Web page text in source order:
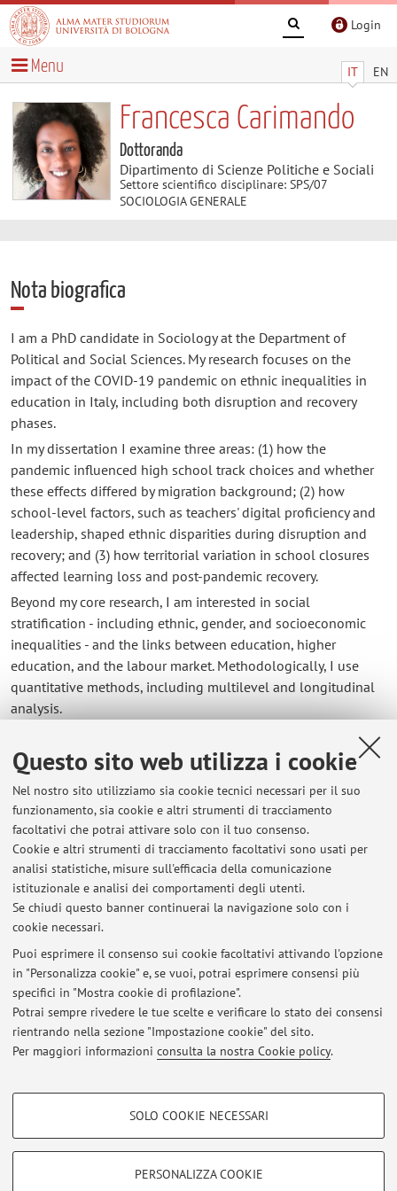
Questo sito web utilizza i cookie
Nel nostro sito utilizziamo sia cookie tecnici necessari per il suo
funzionamento, sia cookie e altri strumenti di tracciamento
facoltativi che potrai attivare solo con il tuo consenso.
Cookie e altri strumenti di tracciamento facoltativi sono usati per
analisi statistiche, misure sull'efficacia della comunicazione
istituzionale e analisi dei comportamenti degli utenti.
Se chiudi questo banner continuerai la navigazione solo con i
cookie necessari.
Puoi esprimere il consenso sui cookie facoltativi attivando l'opzione
in "Personalizza cookie" e, se vuoi, potrai esprimere consensi più
specifici in "Mostra cookie di profilazione".
Potrai sempre rivedere le tue scelte e verificare lo stato dei consensi
rientrando nella sezione "Impostazione cookie" del sito.
Per maggiori informazioni consulta la nostra Cookie policy.
COOKIE DI PROFILAZIONE - FACOLTATIVI
SOLO COOKIE NECESSARI
PERSONALIZZA COOKIE
Login
IT EN
Menu
Francesca Carimando
Dottoranda
Dipartimento di Scienze Politiche e Sociali
Settore scientifico disciplinare: SPS/07
SOCIOLOGIA GENERALE
Nota biografica
I am a PhD candidate in Sociology at the Department of
Political and Social Sciences. My research focuses on the
impact of the COVID-19 pandemic on ethnic inequalities in
education in Italy, including both disruption and recovery
phases.
In my dissertation I examine three areas: (1) how the
pandemic influenced high school track choices and whether
these effects differed by migration background; (2) how
school-level factors, such as teachers' digital proficiency and
leadership, shaped ethnic disparities during disruption and
recovery; and (3) how territorial variation in school closures
affected learning loss and post-pandemic recovery.
Beyond my core research, I am interested in social
stratification - including ethnic, gender, and socioeconomic
inequalities - and the links between education, higher
education, and the labour market. Methodologically, I use
quantitative methods, including multilevel and longitudinal
analysis.
Contatti
E-mail: francesca.carimando@unibo.it
Dipartimento di Scienze Politiche e Sociali
Strada Maggiore 45, Bologna - Vai alla mappa
Ultimi avvisi
Al momento non sono presenti avvisi.
Area riservata
Accedi tramiteloginper gestire tutti i contenuti del sito.